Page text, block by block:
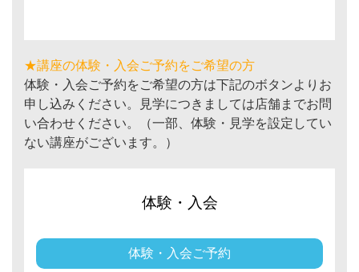
★講座の体験・入会ご予約をご希望の方
体験・入会ご予約をご希望の方は下記のボタンよりお
申し込みください。見学につきましては店舗までお問
い合わせください。（一部、体験・見学を設定してい
ない講座がございます。）
体験・入会
体験・入会ご予約